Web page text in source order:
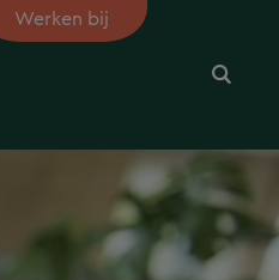
Werken bij